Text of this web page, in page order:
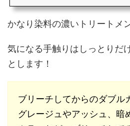
かなり染料の濃いトリートメ
気になる手触りはしっとりだ
とします！
ブリーチしてからのダブル
グレージュやアッシュ、暗